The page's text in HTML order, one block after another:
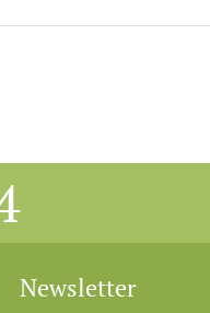
Newsletter